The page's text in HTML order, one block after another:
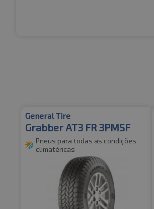
General Tire
Grabber AT3 FR 3PMSF
Pneus para todas as condições
climatéricas